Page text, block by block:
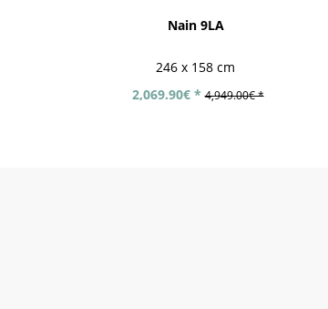
Nain 9LA
246 x 158 cm
2,069.90€ * 4,949.00€ *